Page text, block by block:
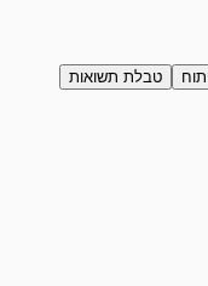
טבלת תשואות